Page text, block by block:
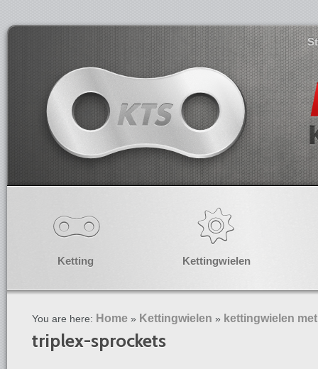
Ketting Kettingwielen
You are here: Home » Kettingwielen » kettingwielen
triplex-sprockets